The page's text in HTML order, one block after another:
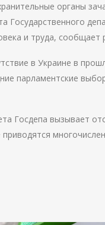
органы
Государственного
и труда, сообщает
в Украине в
парламентские
Госдепа вызывает